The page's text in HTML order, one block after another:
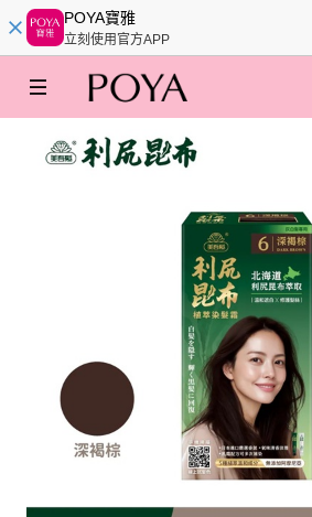
POYA寶雅
立刻使用官方APP